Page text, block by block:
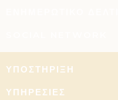
ΥΠΟΣΤΉΡΙΞΗ
ΥΠΗΡΕΣΊΕΣ